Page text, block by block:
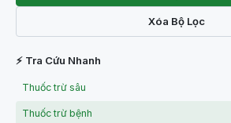
Xóa Bộ Lọc
⚡ Tra Cứu Nhanh
Thuốc trừ sâu
Thuốc trừ bệnh